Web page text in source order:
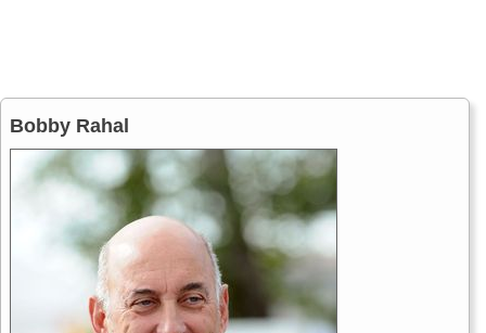
Bobby Rahal